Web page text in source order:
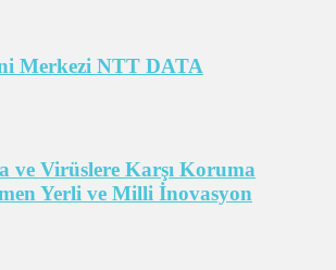
Merkezi NTT DATA
ve Virüslere Karşı Koruma
Yerli ve Milli İnovasyon